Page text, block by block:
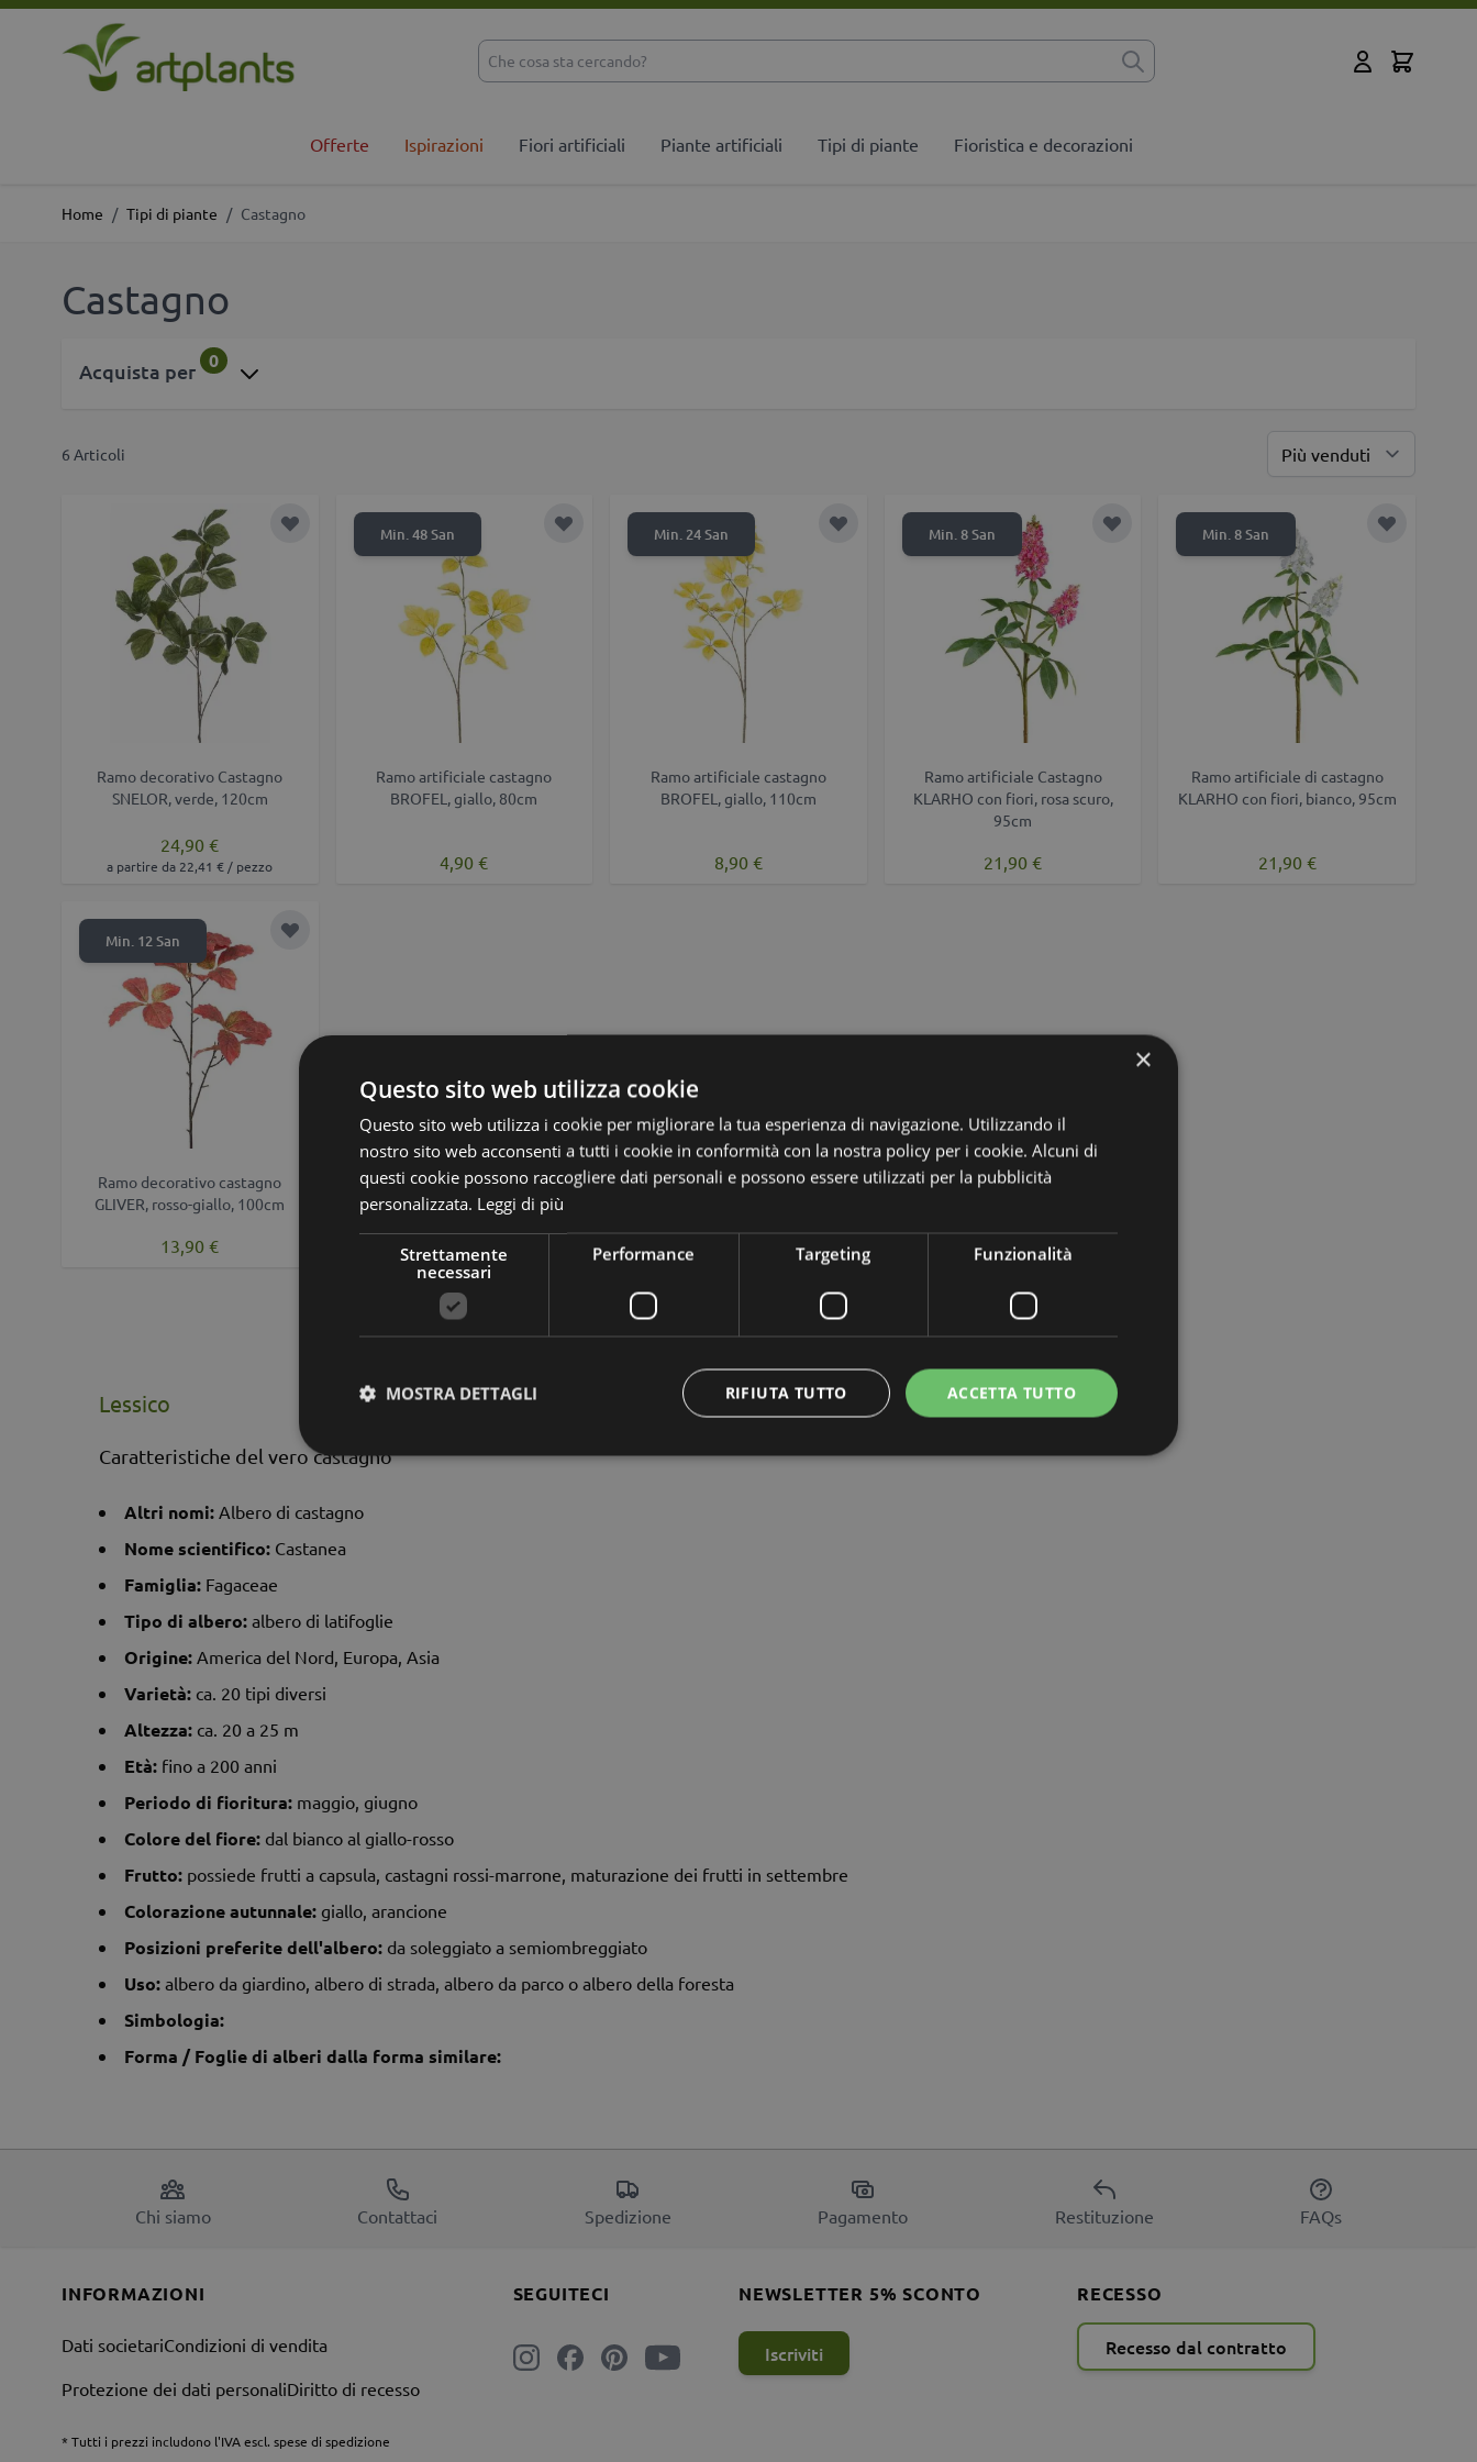
Salta al contenuto
Cart
Offerte Ispirazioni Fiori artificiali Piante artificiali Tipi di piante Fioristica e decorazioni
Home / Tipi di piante / Castagno
Castagno
Acquista per 0
6 Articoli
Aggiungi alla lista desideri
Ramo decorativo Castagno
SNELOR, verde, 120cm
24,90 €
a partire da 22,41 € / pezzo
Min. 48 San Aggiungi alla lista desideri
Ramo artificiale castagno
BROFEL, giallo, 80cm
4,90 €
Min. 24 San Aggiungi alla lista desideri
Ramo artificiale castagno
BROFEL, giallo, 110cm
8,90 €
Min. 8 San Aggiungi alla lista desideri
Ramo artificiale Castagno
KLARHO con fiori, rosa scuro,
95cm
21,90 €
Min. 8 San Aggiungi
Ramo artificiale di castagno
KLARHO con fiori, bianco, 95cm
21,90 €
Min. 12 San Aggiungi alla lista desideri
Ramo decorativo castagno
GLIVER, rosso-giallo, 100cm
13,90 €
Lessico
Caratteristiche del vero castagno
Altri nomi: Albero di castagno
Nome scientifico: Castanea
Famiglia: Fagaceae
Tipo di albero: albero di latifoglie
Origine: America del Nord, Europa, Asia
Varietà: ca. 20 tipi diversi
Altezza: ca. 20 a 25 m
Età: fino a 200 anni
Periodo di fioritura: maggio, giugno
Colore del fiore: dal bianco al giallo-rosso
Frutto: possiede frutti a capsula, castagni rossi-marrone, maturazione dei frutti in settembre
Colorazione autunnale: giallo, arancione
Posizioni preferite dell'albero: da soleggiato a semiombreggiato
Uso: albero da giardino, albero di strada, albero da parco o albero della foresta
Simbologia:
Forma / Foglie di alberi dalla forma similare:
Chi siamo Contattaci Spedizione Pagamento Restituzione FAQs
INFORMAZIONI
Dati societariCondizioni di vendita
Protezione dei dati personaliDiritto di recesso
* Tutti i prezzi includono l'IVA escl. spese di spedizione
SEGUITECI NEWSLETTER 5% SCONTO
Iscriviti
RECESSO
Recesso dal contratto
×
Questo sito web utilizza cookie
Questo sito web utilizza i cookie per migliorare la tua esperienza di navigazione. Utilizzando il
nostro sito web acconsenti a tutti i cookie in conformità con la nostra policy per i cookie. Alcuni di
questi cookie possono raccogliere dati personali e possono essere utilizzati per la pubblicità
personalizzata. Leggi di più
Strettamente
necessari
Performance Targeting Funzionalità
ACCETTA TUTTO
RIFIUTA TUTTO
MOSTRA DETTAGLI